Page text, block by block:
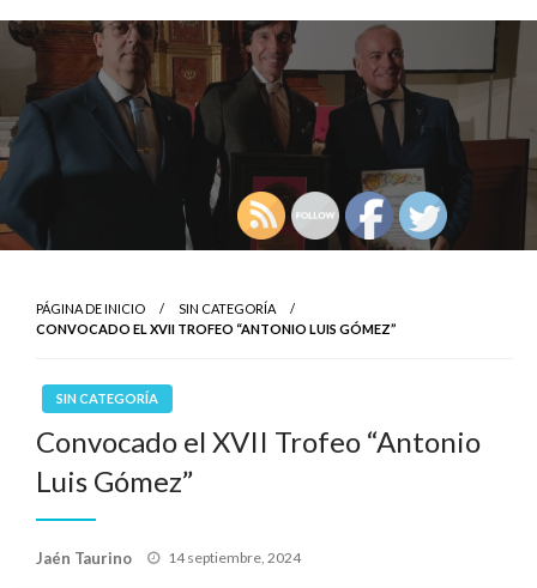
PÁGINA DE INICIO
SIN CATEGORÍA
CONVOCADO EL XVII TROFEO “ANTONIO LUIS GÓMEZ”
SIN CATEGORÍA
Convocado el XVII Trofeo “Antonio
Luis Gómez”
Jaén Taurino
Publicado
14 septiembre, 2024